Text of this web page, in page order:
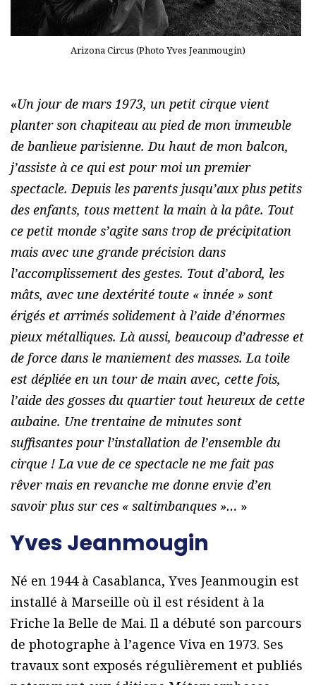
Arizona Circus (Photo Yves Jeanmougin)
«Un jour de mars 1973, un petit cirque vient
planter son chapiteau au pied de mon immeuble
de banlieue parisienne. Du haut de mon balcon,
j’assiste à ce qui est pour moi un premier
spectacle. Depuis les parents jusqu’aux plus petits
des enfants, tous mettent la main à la pâte. Tout
ce petit monde s’agite sans trop de précipitation
mais avec une grande précision dans
l’accomplissement des gestes. Tout d’abord, les
mâts, avec une dextérité toute « innée » sont
érigés et arrimés solidement à l’aide d’énormes
pieux métalliques. Là aussi, beaucoup d’adresse et
de force dans le maniement des masses. La toile
est dépliée en un tour de main avec, cette fois,
l’aide des gosses du quartier tout heureux de cette
aubaine. Une trentaine de minutes sont
suffisantes pour l’installation de l’ensemble du
cirque ! La vue de ce spectacle ne me fait pas
rêver mais en revanche me donne envie d’en
savoir plus sur ces « saltimbanques »… »
Yves Jeanmougin
Né en 1944 à Casablanca, Yves Jeanmougin est
installé à Marseille où il est résident à la
Friche la Belle de Mai. Il a débuté son parcours
de photographe à lʼagence Viva en 1973. Ses
travaux sont exposés régulièrement et publiés